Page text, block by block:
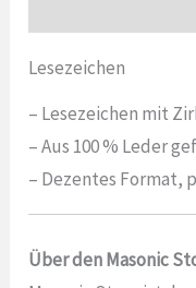
Lesezeichen
– Lesezeichen mit
– Aus 100 % Leder
– Dezentes Format,
Über den Masonic